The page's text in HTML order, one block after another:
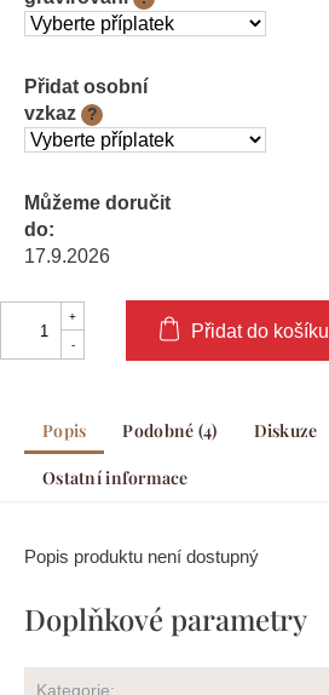
Přidat osobní
vzkaz
?
Můžeme doručit
do:
17.9.2026
Přidat do košíku
Popis Podobné (4) Diskuze
Ostatní informace
Popis produktu není dostupný
Doplňkové parametry
Kategorie: